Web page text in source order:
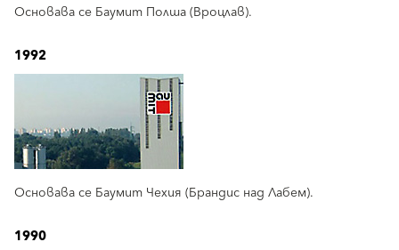
Основава се Баумит Полша (Вроцлав).
1992
Основава се Баумит Чехия (Брандис над Лабем).
1990